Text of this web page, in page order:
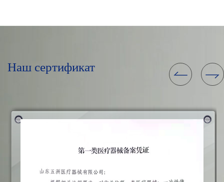
Наш сертификат